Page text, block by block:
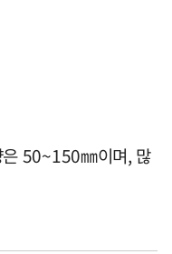
은 50~150㎜이며, 많